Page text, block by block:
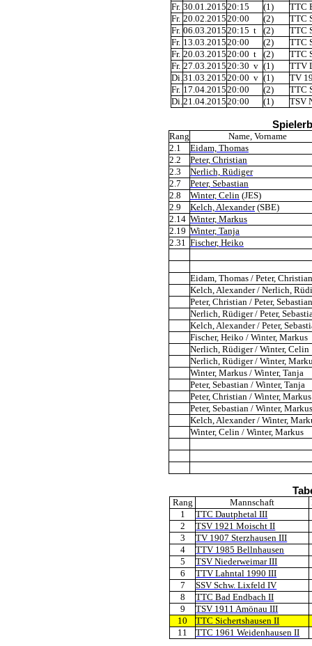
Fr. 30.01.201520:15 (1)
TTC
Fr. 20.02.201520:00 (2)
TTC
Fr. 06.03.201520:15 t (2)
TTC
Fr. 13.03.201520:00 (2)
TTC
Fr. 20.03.201520:00 t (2)
TTC
Fr. 27.03.201520:30 v (1)
TTV
Di.31.03.201520:00 v (1)
TV
Fr. 17.04.201520:00 (2)
TTC
Di.21.04.201520:00 (1) TSV
Rang
Name, Vorname
2.1
Eidam, Thomas
2.2
Peter, Christian
2.3
Nerlich, Rüdiger
2.7
Peter, Sebastian
2.8
Winter, Celin (JES)
2.9
Kelch, Alexander(SBE)
2.14 Winter, Markus
2.19 Winter, Tanja
2.31 Fischer, Heiko
Eidam, Thomas / Peter, Christian
Kelch, Alexander / Nerlich,
Peter, Christian / Peter, Sebastian
Nerlich, Rüdiger / Peter,
Kelch, Alexander / Peter,
Fischer, Heiko / Winter, Markus
Nerlich, Rüdiger / Winter, Celin
Nerlich, Rüdiger / Winter,
Winter, Markus / Winter, Tanja
Peter, Sebastian / Winter, Tanja
Peter, Christian / Winter, Markus
Peter, Sebastian / Winter, Markus
Kelch, Alexander / Winter,
Winter, Celin / Winter, Markus
Rang Mannschaft
1
TTC Dautphetal III
2
TSV 1921 Moischt II
3
TV 1907 Sterzhausen III
4
TTV 1985 Bellnhausen
5
TSV Niederweimar III
6
TTV Lahntal 1990 III
7
SSV Schw. Lixfeld IV
8
TTC Bad Endbach II
9
TSV 1911 Amönau III
10
TTC Sichertshausen II
11
TTC 1961 Weidenhausen II